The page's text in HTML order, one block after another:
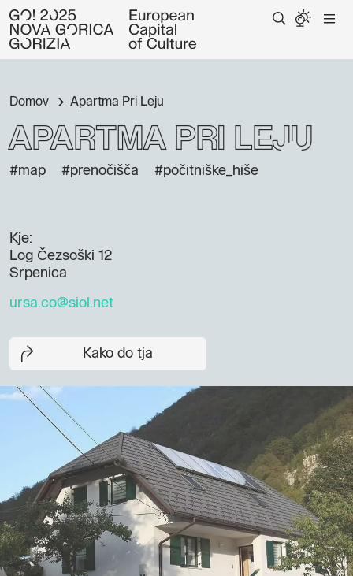
Domov Apartma Pri Leju
Apartma Pri Leju
#map #prenočišča #počitniške_hiše
Kje:
Log Čezsoški 12
Srpenica
ursa.co@siol.net
Kako do tja